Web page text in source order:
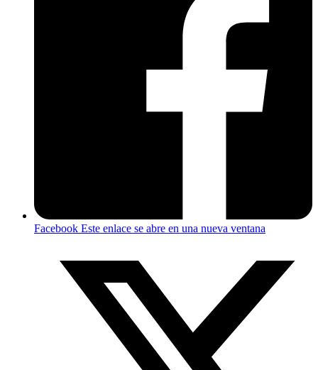
Facebook Este enlace se abre en una nueva ventana